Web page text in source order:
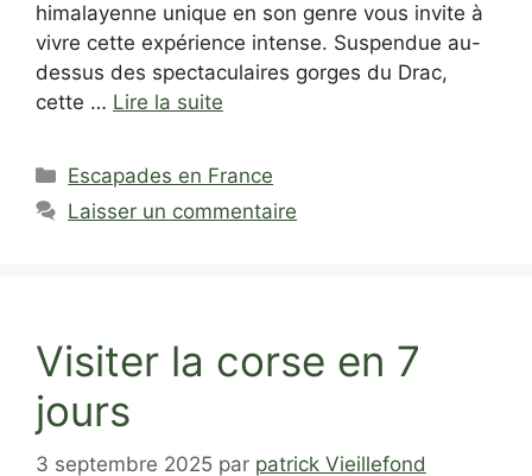
himalayenne unique en son genre vous invite à
vivre cette expérience intense. Suspendue au-
dessus des spectaculaires gorges du Drac,
cette … Lire la suite
Catégories
Escapades en France
Laisser un commentaire
Visiter la corse en 7
jours
3 septembre 2025 par patrick Vieillefond